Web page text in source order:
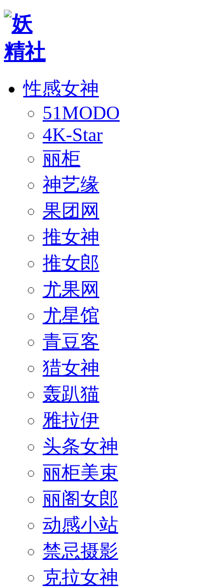
性感女神
51MODO
4K-Star
丽柜
神艺缘
果团网
推女神
推女郎
尤果网
尤星馆
青豆客
猎女神
轰趴猫
雅拉伊
头条女神
丽柜美束
丽阁女郎
动感小站
禁忌摄影
克拉女神